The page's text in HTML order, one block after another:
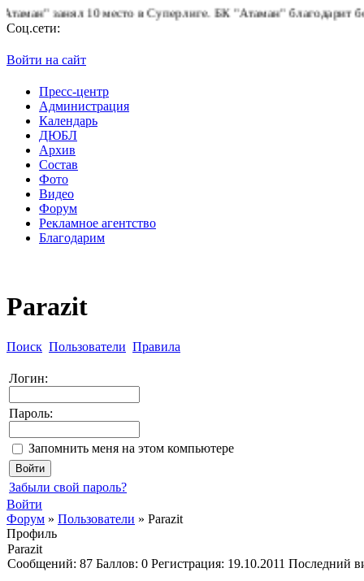
занял 10 место в Суперлиге.БК "Атаман" благодарит
Соц.сети:
Войти на сайт
Пресс-центр
Администрация
Календарь
ДЮБЛ
Архив
Состав
Фото
Видео
Форум
Рекламное агентство
Благодарим
Parazit
Поиск Пользователи Правила
Логин:
Пароль:
Запомнить меня на этом компьютере
Забыли свой пароль?
Войти
Форум » Пользователи » Parazit
Профиль
Parazit
Cообщений: 87 Баллов: 0 Регистрация: 19.10.2011 Последний